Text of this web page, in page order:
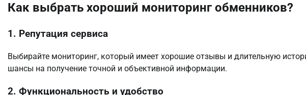
Как выбрать хороший мониторинг обменников?
1. Репутация сервиса
Выбирайте мониторинг, который имеет хорошие отзывы и длительную
шансы на получение точной и объективной информации.
2. Функциональность и удобство